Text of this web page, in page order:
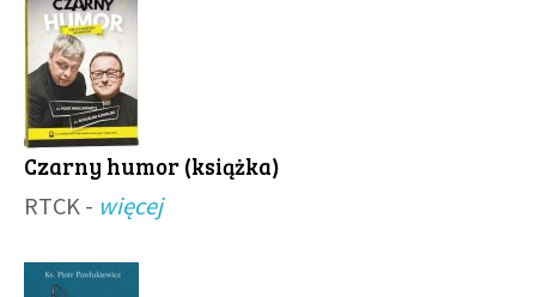
Czarny humor (książka)
RTCK - więcej